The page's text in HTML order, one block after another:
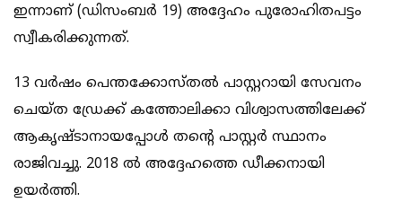
ഇന്നാണ് (ഡിസംബര്‍ 19) അദ്ദേഹം പുരോഹിതപട്ടം
സ്വീകരിക്കുന്നത്.
13 വര്‍ഷം പെന്തക്കോസ്തല്‍ പാസ്റ്ററായി സേവനം
ചെയ്ത ഡ്രേക്ക് കത്തോലിക്കാ വിശ്വാസത്തിലേക്ക്
ആകൃഷ്ടാനായപ്പോള്‍ തന്റെ പാസ്റ്റര്‍ സ്ഥാനം
രാജിവച്ചു. 2018 ല്‍ അദ്ദേഹത്തെ ഡീക്കനായി
ഉയര്‍ത്തി.